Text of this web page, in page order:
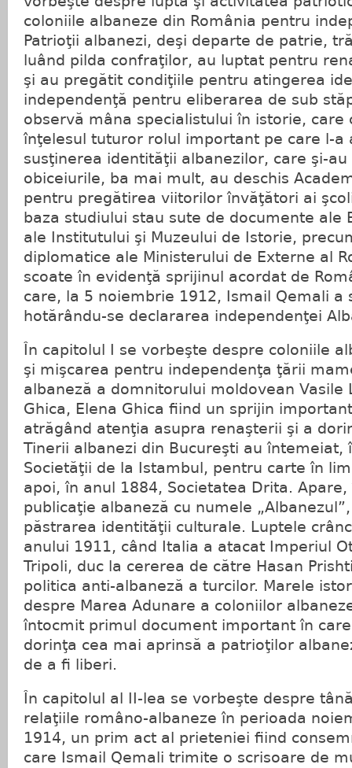
coloniile albaneze din România pentru
Patrioţii albanezi, deşi departe de patrie,
luând pilda confraţilor, au luptat pentru
şi au pregătit condiţiile pentru atingerea
independenţă pentru eliberarea de sub
observă mâna specialistului în istorie, care
înţelesul tuturor rolul important pe care l-a
susţinerea identităţii albanezilor, care şi-
obiceiurile, ba mai mult, au deschis
pentru pregătirea viitorilor învăţători ai
baza studiului stau sute de documente ale
ale Institutului şi Muzeului de Istorie,
diplomatice ale Ministerului de Externe al
scoate în evidenţă sprijinul acordat de
care, la 5 noiembrie 1912, Ismail Qemali a
hotărându-se declararea independenţei
În capitolul I se vorbeşte despre coloniile
şi mişcarea pentru independenţa ţării
albaneză a domnitorului moldovean Vasile
Ghica, Elena Ghica fiind un sprijin
atrăgând atenţia asupra renaşterii şi a
Tinerii albanezi din Bucureşti au întemeiat,
Societăţii de la Istambul, pentru carte în
apoi, în anul 1884, Societatea Drita.
publicaţie albaneză cu numele
păstrarea identităţii culturale. Luptele
anului 1911, când Italia a atacat Imperiul
Tripoli, duc la cererea de către Hasan
politica anti-albaneză a turcilor. Marele
despre Marea Adunare a coloniilor
întocmit primul document important în
dorinţa cea mai aprinsă a patrioţilor
de a fi liberi.
În capitolul al II-lea se vorbeşte despre
relaţiile româno-albaneze în perioada
1914, un prim act al prieteniei fiind
care Ismail Qemali trimite o scrisoare de